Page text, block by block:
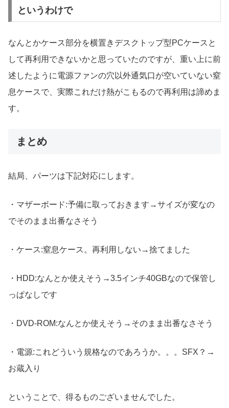
というわけで
なんとかケース部分を横置きデスクトップ型PCケースと
して再利用できないかと思っていたのですが、重い上に前
述したように電源ファンの穴以外通気口が空いていない窒
息ケースで、実際これだけ熱がこもるので再利用は諦めま
す。
まとめ
結局、パーツは下記対応にします。
・マザーボード:予備に取っておきます→サイズが変なの
でそのまま出番なさそう
・ケース:窒息ケース。再利用しない→捨てました
・HDD:なんとか使えそう→3.5インチ40GBなので保管し
っぱなしです
・DVD-ROM:なんとか使えそう→そのまま出番なさそう
・電源:これどういう規格なのであろうか。。。SFX？→
お蔵入り
ということで、得るものございませんでした。